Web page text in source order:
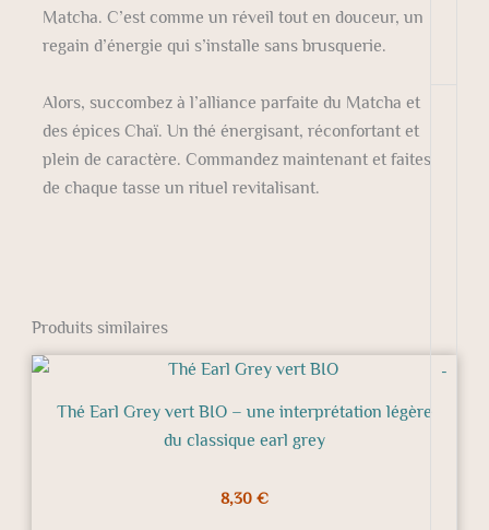
-
Matcha. C’est comme un réveil tout en douceur, un
regain d’énergie qui s’installe sans brusquerie.
Alors, succombez à l’alliance parfaite du Matcha et
des épices Chaï. Un thé énergisant, réconfortant et
plein de caractère. Commandez maintenant et faites
de chaque tasse un rituel revitalisant.
Produits similaires
Thé Earl Grey vert BIO – une interprétation légère
du classique earl grey
8,30 €